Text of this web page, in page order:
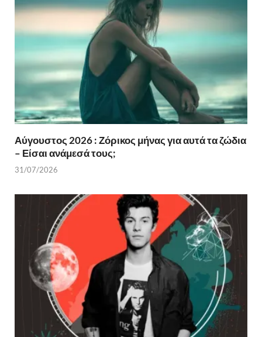
Αύγουστος 2026 : Ζόρικος μήνας για αυτά τα ζώδια
– Είσαι ανάμεσά τους;
31/07/2026